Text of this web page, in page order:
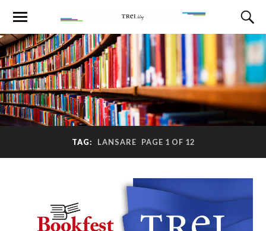
TAG: LANSARE PAGE 1 OF 12